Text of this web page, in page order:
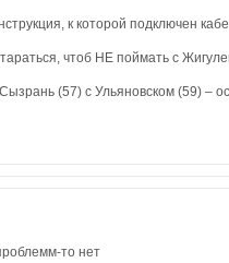
к которой подключен
чтоб НЕ поймать с
(57) с Ульяновском (59) –
то нет